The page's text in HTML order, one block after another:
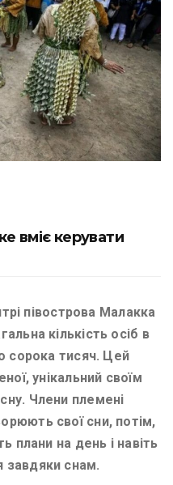
вміє керувати
півострова Малакка
кількість осіб в
сорока тисяч. Цей
унікальний своїм
Члени племені
свої сни, потім,
плани на день і навіть
завдяки снам.